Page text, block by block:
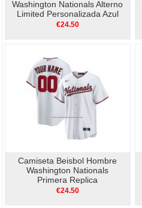
Washington Nationals Alterno
Limited Personalizada Azul
€24.50
Camiseta Beisbol Hombre
Washington Nationals
Primera Replica
Personalizada Blanco
€24.50